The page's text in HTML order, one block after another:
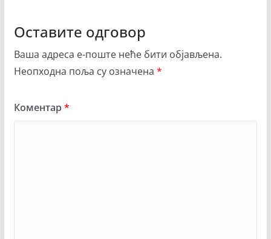
Оставите одговор
Ваша адреса е-поште неће бити објављена.
Неопходна поља су означена *
Коментар*